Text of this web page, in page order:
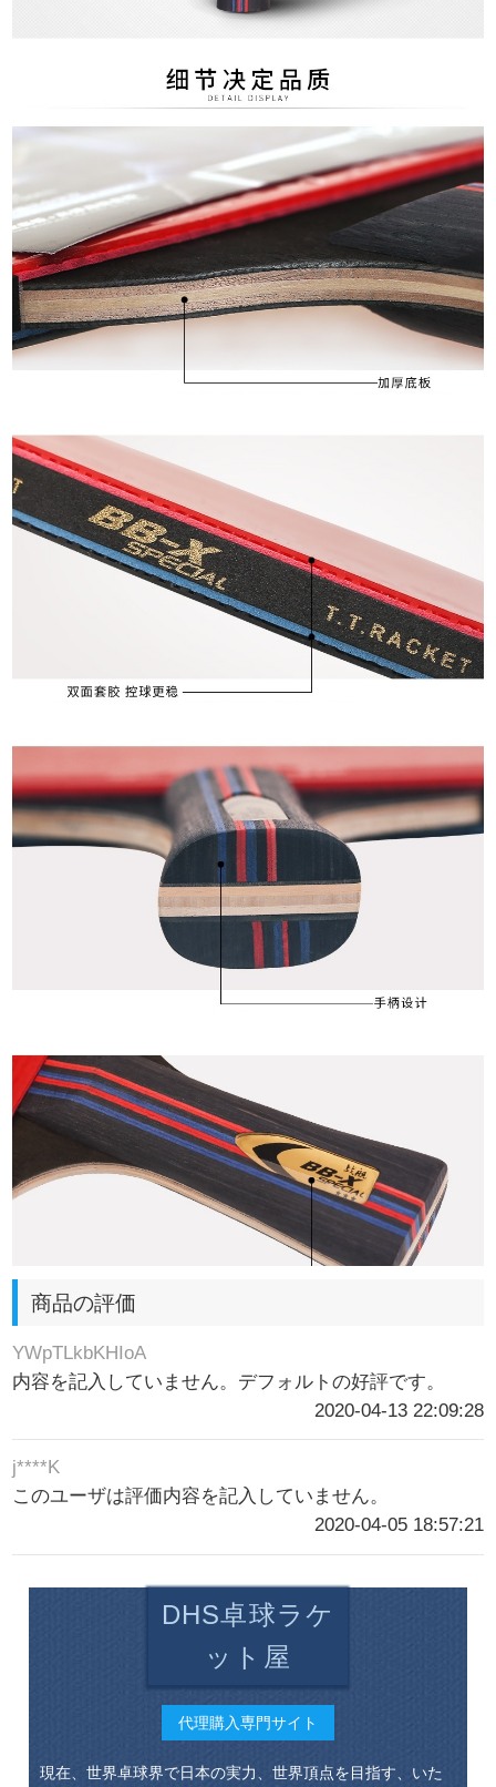
商品の評価
YWpTLkbKHIoA
内容を記入していません。デフォルトの好評です。
2020-04-13 22:09:28
j****K
このユーザは評価内容を記入していません。
2020-04-05 18:57:21
DHS卓球ラケ
ット屋
代理購入専門サイト
現在、世界卓球界で日本の実力、世界頂点を目指す、いた